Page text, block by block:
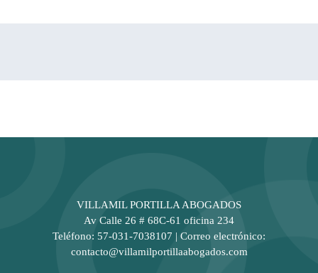
VILLAMIL PORTILLA ABOGADOS
Av Calle 26 # 68C-61 oficina 234
Teléfono: 57-031-7038107 | Correo electrónico:
contacto@villamilportillaabogados.com